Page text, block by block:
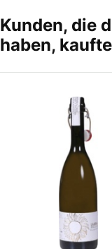
Kunden, die
haben,
In den